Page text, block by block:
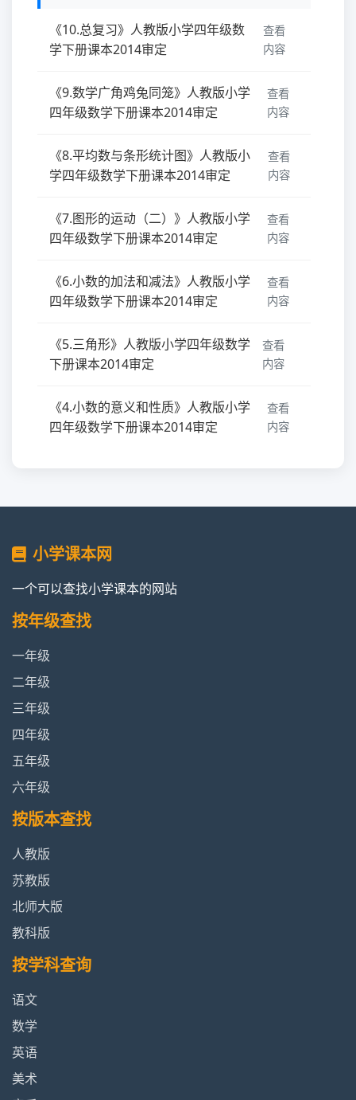
《10.总复习》人教版小学四年级数
学下册课本2014审定
查看
内容
《9.数学广角鸡兔同笼》人教版小学
四年级数学下册课本2014审定
查看
内容
《8.平均数与条形统计图》人教版小
学四年级数学下册课本2014审定
查看
内容
《7.图形的运动（二）》人教版小学
四年级数学下册课本2014审定
查看
内容
《6.小数的加法和减法》人教版小学
四年级数学下册课本2014审定
查看
内容
《5.三角形》人教版小学四年级数学
下册课本2014审定
查看
内容
《4.小数的意义和性质》人教版小学
四年级数学下册课本2014审定
查看
内容
年级数学下册课本2014审定
《1.四则运算》人教版小学四年级数
学下册课本2014审定
《目录》人教版小学四年级数学下册
课本2014审定
小学课本网
一个可以查找小学课本的网站
按年级查找
一年级
二年级
三年级
四年级
五年级
六年级
按版本查找
人教版
苏教版
北师大版
教科版
按学科查询
语文
数学
英语
美术